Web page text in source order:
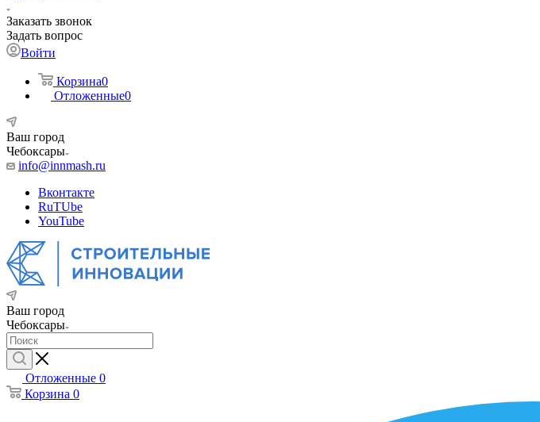
Заказать звонок
Задать вопрос
Войти
Корзина0
Отложенные0
Ваш город
Чебоксары
info@innmash.ru
Вконтакте
RuTUbe
YouTube
Ваш город
Чебоксары
Отложенные 0
Корзина 0